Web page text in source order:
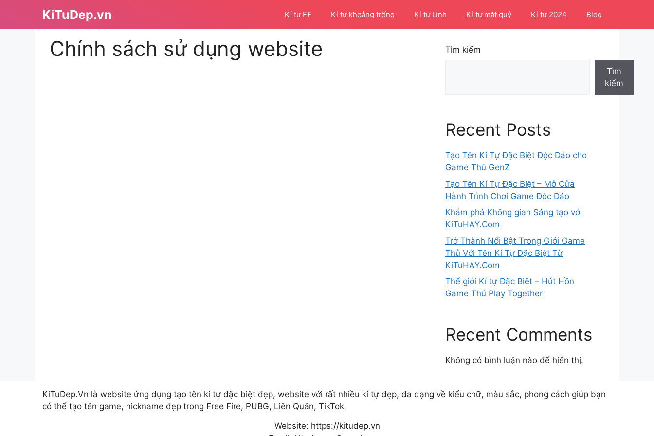
nội
KiTuDep.vn Kí tự FF Kí tự khoảng trống Kí tự Linh Kí tự mặt quỷ Kí tự 2024 Blog
Chính sách sử dụng website Tìm kiếm
Tìm
kiếm
Recent Posts
Tạo Tên Kí Tự Đặc Biệt Độc Đáo cho
Game Thủ GenZ
Tạo Tên Kí Tự Đặc Biệt – Mở Cửa
Hành Trình Chơi Game Độc Đáo
Khám phá Không gian Sáng tạo với
KiTuHAY.Com
Trở Thành Nổi Bật Trong Giới Game
Thủ Với Tên Kí Tự Đặc Biệt Từ
KiTuHAY.Com
Thế giới Kí tự Đặc Biệt – Hút Hồn
Game Thủ Play Together
Recent Comments
Không có bình luận nào để hiển thị.
KiTuDep.Vn là website ứng dụng tạo tên kí tự đặc biệt đẹp, website với rất nhiều kí tự đẹp, đa dạng về kiểu chữ, màu sắc, phong cách giúp bạn
có thể tạo tên game, nickname đẹp trong Free Fire, PUBG, Liên Quân, TikTok.
Website: https://kitudep.vn